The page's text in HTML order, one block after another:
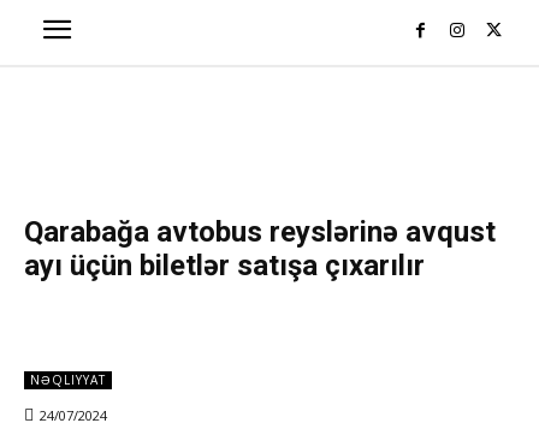
Qarabağa avtobus reyslərinə avqust
ayı üçün biletlər satışa çıxarılır
NƏQLIYYAT
24/07/2024